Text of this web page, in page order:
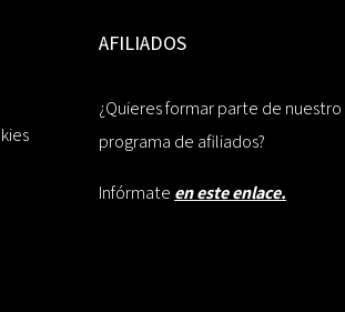
AFILIADOS
¿Quieres formar parte de nuestro
programa de afiliados?
Infórmate en este enlace.